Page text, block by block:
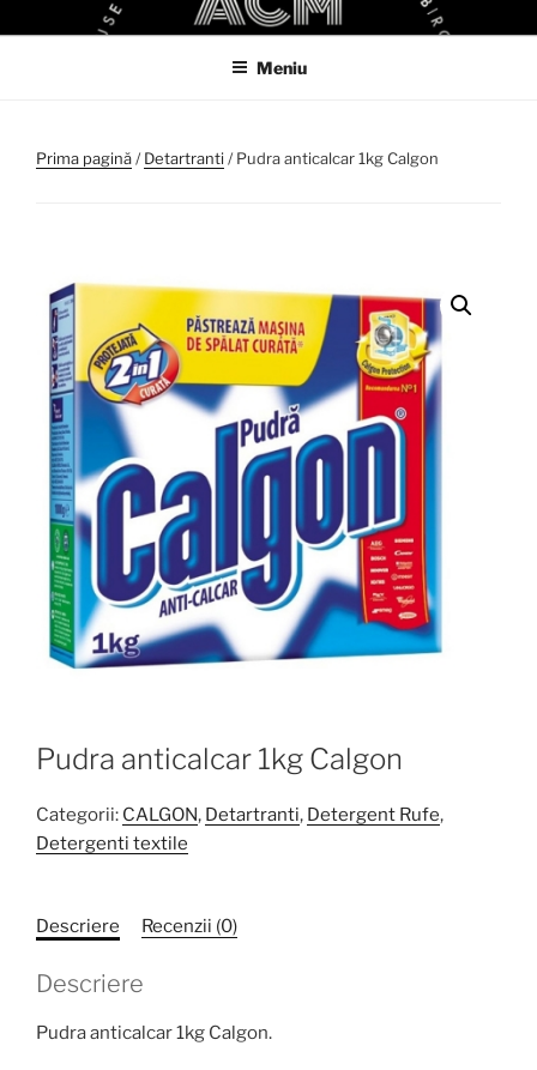
la
ACM
ACM VIRTUAL SHOP
Meniu
Prima pagină/Detartranti / Pudra anticalcar 1kg Calgon
Pudra anticalcar 1kg Calgon
Categorii: CALGON, Detartranti, Detergent Rufe,
Detergenti textile
Descriere Recenzii (0)
Descriere
Pudra anticalcar 1kg Calgon.